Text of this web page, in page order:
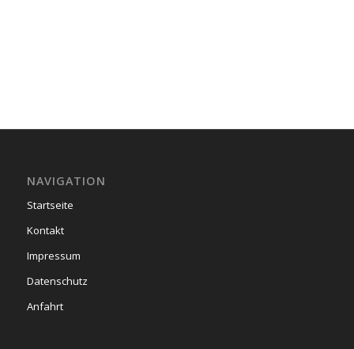
NAVIGATION
Startseite
Kontakt
Impressum
Datenschutz
Anfahrt